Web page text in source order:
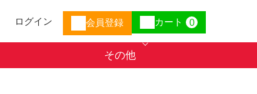
ログイン 会員登録 カート 0
その他